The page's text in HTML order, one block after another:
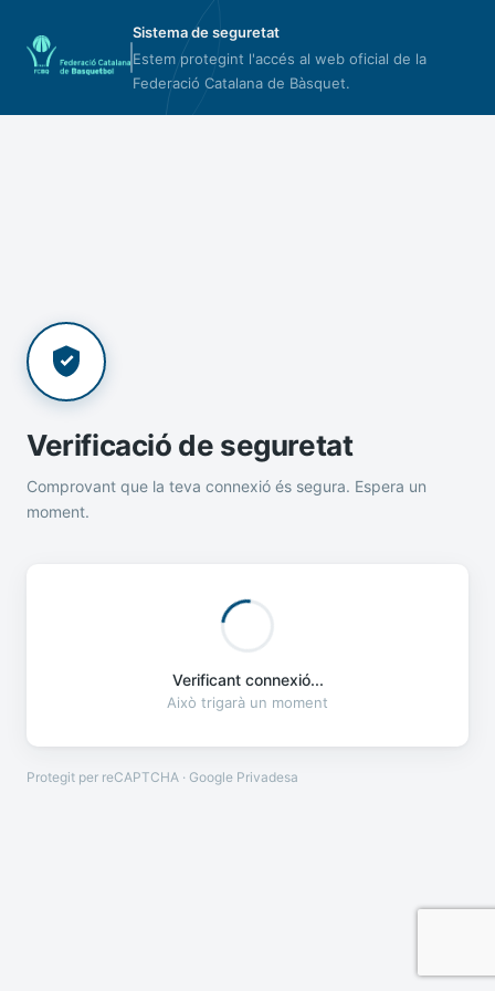
Sistema de seguretat
Estem protegint l'accés al web oficial de la
Federació Catalana de Bàsquet.
Verificació de seguretat
Comprovant que la teva connexió és segura. Espera un
moment.
Verificant connexió...
Això trigarà un moment
Protegit per reCAPTCHA · Google Privadesa